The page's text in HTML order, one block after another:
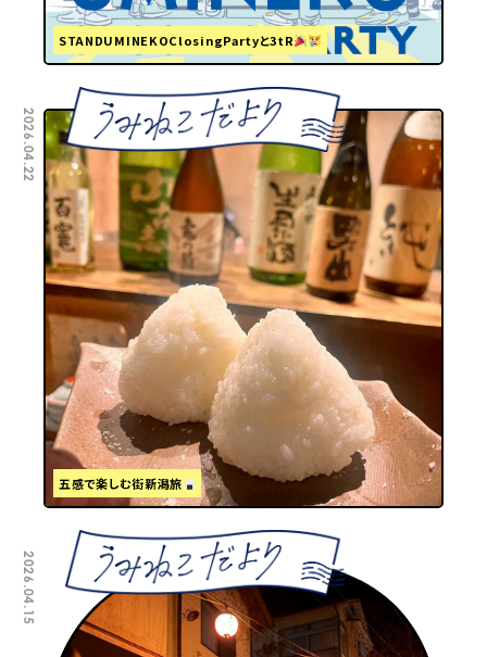
STANDUMINEKOClosingPartyと3tR
2026.04.22
五感で楽しむ街新潟旅
2026.04.15